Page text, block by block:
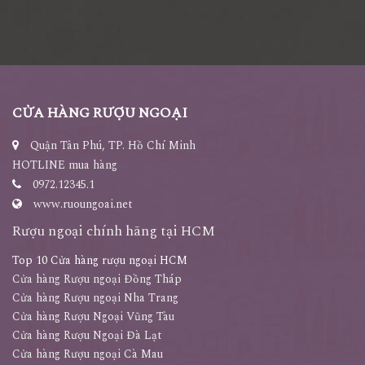
CỬA HÀNG RƯỢU NGOẠI
Quận Tân Phú, TP. Hồ Chí Minh
HOTLINE mua hàng
0972.12345.1
www.ruoungoai.net
Rượu ngoại chính hãng tại HCM
Top 10 Cửa hàng rượu ngoại HCM
Cửa hàng Rượu ngoại Đồng Tháp
Cửa hàng Rượu ngoại Nha Trang
Cửa hàng Rượu Ngoại Vũng Tàu
Cửa hàng Rượu Ngoại Đà Lạt
Cửa hàng Rượu ngoại Cà Mau